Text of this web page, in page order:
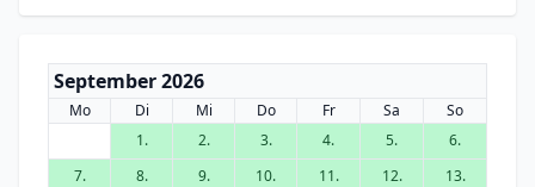
September 2026
Mo Di Mi Do Fr Sa
So
1.
2. 3. 4. 5.
6.
7.
8. 9. 10. 11. 12.
13.